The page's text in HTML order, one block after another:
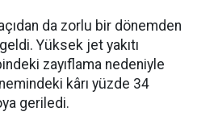
da zorlu bir dönemden
Yüksek jet yakıtı
zayıflama nedeniyle
kârı yüzde 34
geriledi.